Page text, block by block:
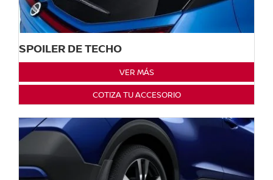
SPOILER DE TECHO
VER MÁS
COTIZA TU ACCESORIO